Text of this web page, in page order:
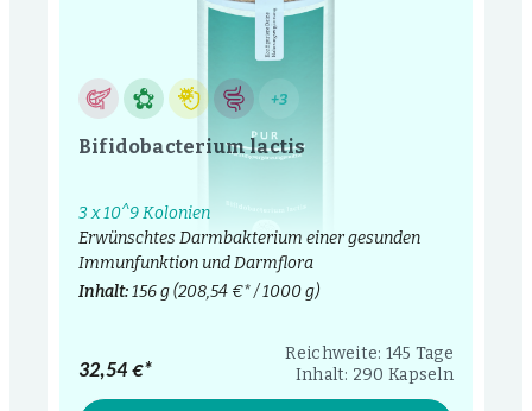
+3
Bifidobacterium lactis
3 x 10^9 Kolonien
Erwünschtes Darmbakterium einer gesunden
Immunfunktion und Darmflora
Inhalt:156 g(208,54 €* / 1000 g)
Reichweite: 145 Tage
Inhalt: 290 Kapseln
32,54 €*